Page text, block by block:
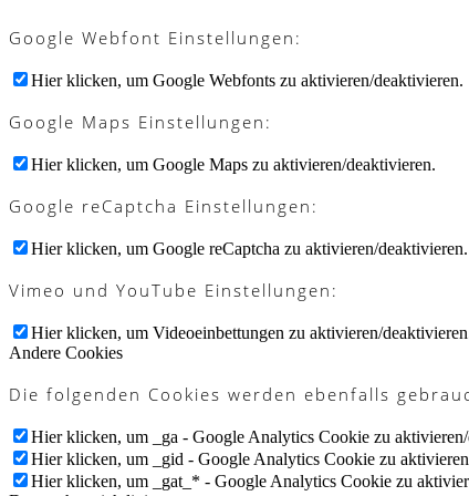
Google Webfont Einstellungen:
Hier klicken, um Google Webfonts zu aktivieren/deaktivieren.
Google Maps Einstellungen:
Hier klicken, um Google Maps zu aktivieren/deaktivieren.
Google reCaptcha Einstellungen:
Hier klicken, um Google reCaptcha zu aktivieren/deaktivieren.
Vimeo und YouTube Einstellungen:
Hier klicken, um Videoeinbettungen zu aktivieren/
Andere Cookies
Die folgenden Cookies werden ebenfalls
Hier klicken, um _ga - Google Analytics Cookie zu
Hier klicken, um _gid - Google Analytics Cookie zu
Hier klicken, um _gat_* - Google Analytics Cookie zu